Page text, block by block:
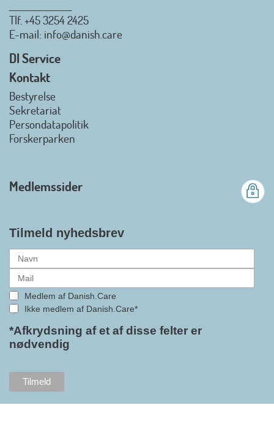
Danish.Care - Branchen for
hjælpemidler og
Danish.Care fra den 01. juli 2026
officielt kan kalde sig for
medlemsforening i DI - Dansk
gennemslagskraft og skabe
hjælpemidler samt give
medlemmerne adgang til en
alle formaliteterne nu er på plads
i samarbejdet mellem
Danish.Care og DI glæder
bestyrelsesleder i Danish.Care,
Claus Ipsen. Han betragter
fremtidssikring af Danish.Care,
som både er med til at styrke
brancheforeningen i sig selv,
Tlf. +45 3254 2425
E-mail: info@danish.care
DI Service
Kontakt
Bestyrelse
Sekretariat
Persondatapolitik
Forskerparken
Medlemssider
Tilmeld nyhedsbrev
Medlem af Danish.Care
Ikke medlem af Danish.Care*
*Afkrydsning af et af disse felter er
nødvendig